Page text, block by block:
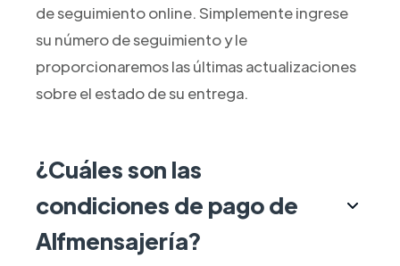
de seguimiento online. Simplemente ingrese
su número de seguimiento y le
proporcionaremos las últimas actualizaciones
sobre el estado de su entrega.
¿Cuáles son las
condiciones de pago de
Alfmensajería?